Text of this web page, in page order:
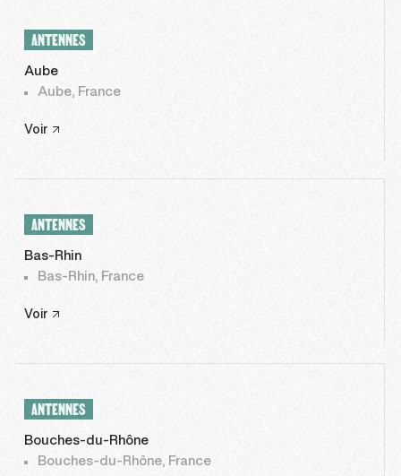
ANTENNES
Aube
Aube, France
Voir
ANTENNES
Bas-Rhin
Bas-Rhin, France
Voir
ANTENNES
Bouches-du-Rhône
Bouches-du-Rhône, France